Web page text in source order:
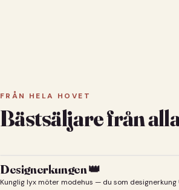
FRÅN HELA HOVET
Bästsäljare från
Designerkungen 👑
Kunglig lyx möter modehus — du som designerkung